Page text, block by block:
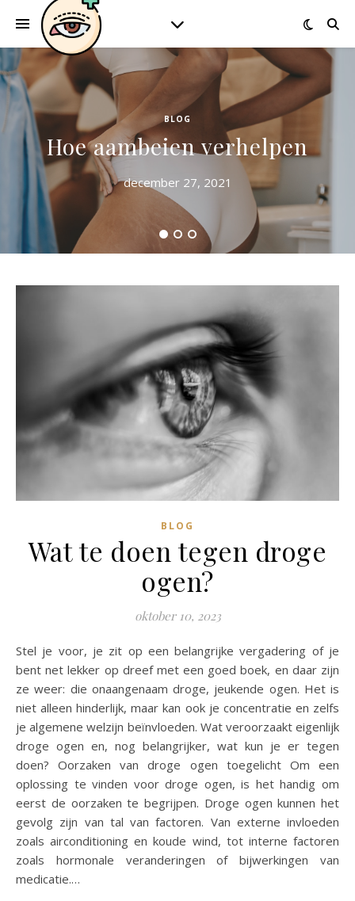
BLOG
Hoe aambeien verhelpen
december 27, 2021
BLOG
Wat te doen tegen droge
ogen?
oktober 10, 2023
Stel je voor, je zit op een belangrijke vergadering of je
bent net lekker op dreef met een goed boek, en daar zijn
ze weer: die onaangenaam droge, jeukende ogen. Het is
niet alleen hinderlijk, maar kan ook je concentratie en zelfs
je algemene welzijn beïnvloeden. Wat veroorzaakt eigenlijk
droge ogen en, nog belangrijker, wat kun je er tegen
doen? Oorzaken van droge ogen toegelicht Om een
oplossing te vinden voor droge ogen, is het handig om
eerst de oorzaken te begrijpen. Droge ogen kunnen het
gevolg zijn van tal van factoren. Van externe invloeden
zoals airconditioning en koude wind, tot interne factoren
zoals hormonale veranderingen of bijwerkingen van
medicatie.…